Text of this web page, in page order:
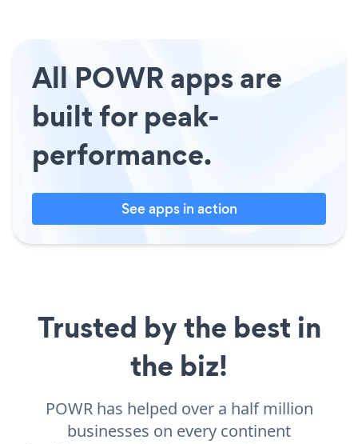
All POWR apps are
built for peak-
performance.
See apps in action
Trusted by the best in
the biz!
POWR has helped over a half million
businesses on every continent